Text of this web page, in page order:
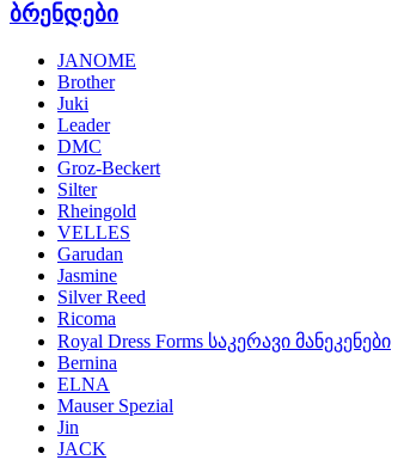
ბრენდები
JANOME
Brother
Juki
Leader
DMC
Groz-Beckert
Silter
Rheingold
VELLES
Garudan
Jasmine
Silver Reed
Ricoma
Royal Dress Forms საკერავი მანეკენები
Bernina
ELNA
Mauser Spezial
Jin
JACK